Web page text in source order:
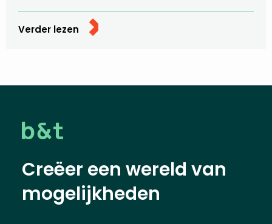
Verder lezen
Creëer een wereld van
mogelijkheden